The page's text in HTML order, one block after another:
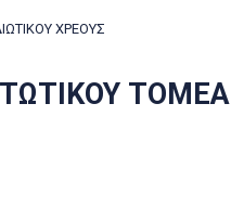
ΧΡΕΟΥΣ
ΤΟΜΕΑ